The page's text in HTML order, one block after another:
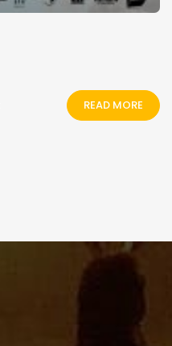
READ MORE